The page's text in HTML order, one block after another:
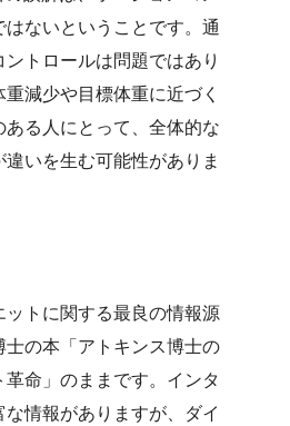
はないということです。通
トロールは問題ではあり
減少や目標体重に近づく
ある人にとって、全体的な
いを生む可能性がありま
ットに関する最良の情報源
士の本「アトキンス博士の
命」のままです。インタ
情報がありますが、ダイ